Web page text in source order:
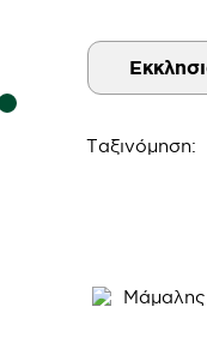
Ταξινόμηση: